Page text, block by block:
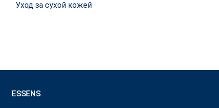
Уход за сухой кожей
ESSENS